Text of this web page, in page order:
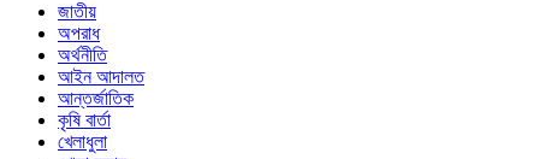
জাতীয়
অপরাধ
অর্থনীতি
আইন আদালত
আন্তর্জাতিক
কৃষি বার্তা
খেলাধুলা